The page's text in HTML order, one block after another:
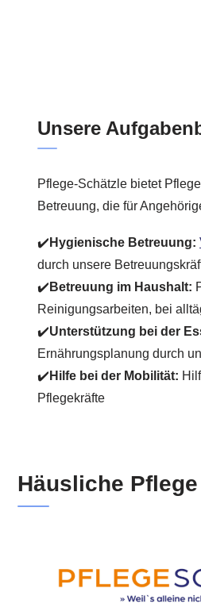
Unsere
Pflege-Schätzle bietet
Betreuung, die für
✔️ Hygienische Betreuung:
durch unsere
✔️ Betreuung im Haushalt:
Reinigungsarbeiten, bei
✔️Unterstützung bei der
Ernährungsplanung durch
✔️ Hilfe bei der Mobilität:
Pflegekräfte
Häusliche